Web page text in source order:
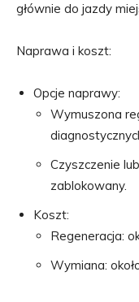
głównie do jazdy
Naprawa i koszt:
Opcje naprawy:
Wymuszona
Czyszczenie
zablokowany.
Koszt:
Regeneracja:
Wymiana: